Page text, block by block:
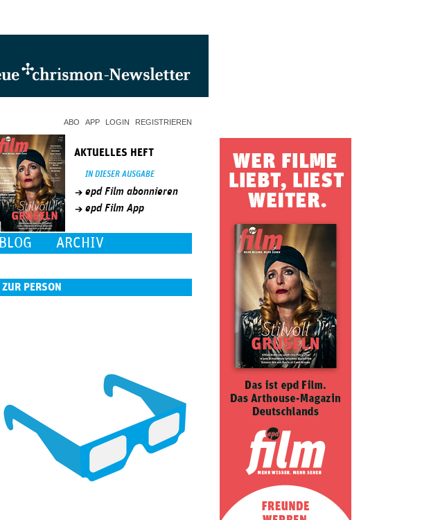
ABO APP LOGIN REGISTRIEREN
AKTUELLES HEFT
IN DIESER AUSGABE
epd Film abonnieren
epd Film App
BLOG ARCHIV
ZUR PERSON